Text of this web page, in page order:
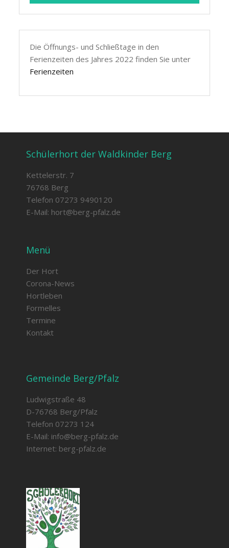
Die Öffnungs- und Schließtage in den
Ferienzeiten des Jahres 2022 finden Sie unter
Ferienzeiten
Schülerhort der Waldkinder Berg
Kettelerstr. 7
76768 Berg
Telefon 07273 9490120
E-Mail: hort@berg-pfalz.de
Menü
Der Hort
Corona-News
Hortleben
Formelles
Termine
Kontakt
Gemeinde Berg/Pfalz
Ludwigstraße 48
D-76768 Berg/Pfalz
Telefon 07273 124
E-Mail: info@berg-pfalz.de
Internet: berg-pfalz.de